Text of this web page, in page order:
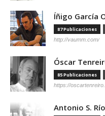
Íñigo García
87 Publicaciones
http://vaumm.com/
Óscar
85 Publicaciones
https://
Antonio S.